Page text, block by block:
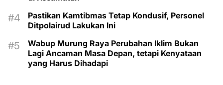
Pastikan Kamtibmas Tetap Kondusif, Personel
Ditpolairud Lakukan Ini
Wabup Murung Raya Perubahan Iklim Bukan
Lagi Ancaman Masa Depan, tetapi Kenyataan
yang Harus Dihadapi